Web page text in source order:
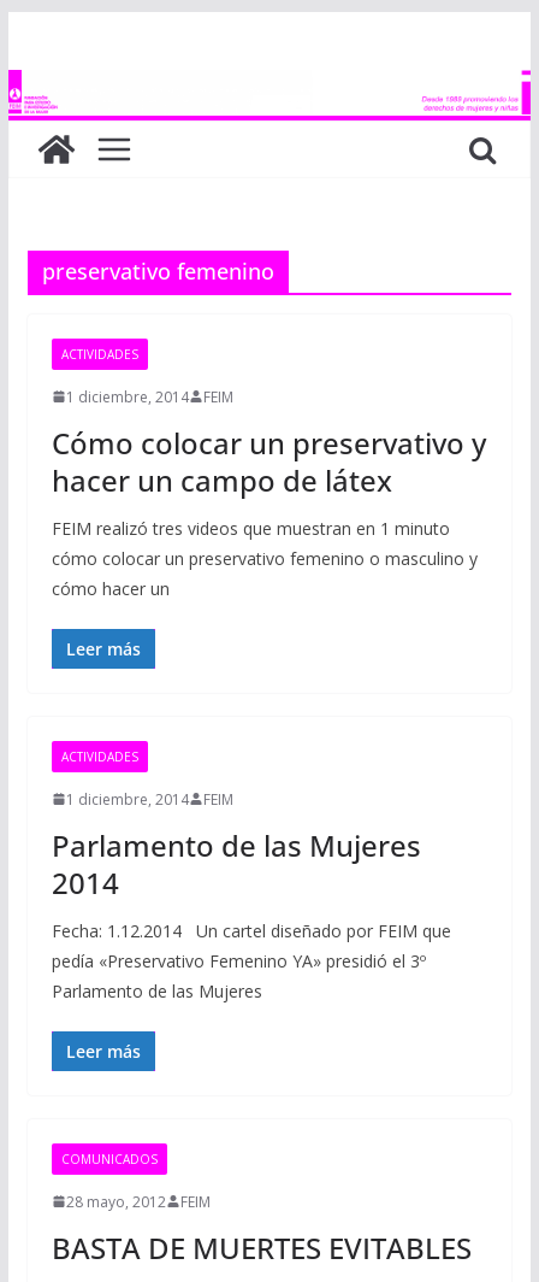
contenido
preservativo femenino
ACTIVIDADES
1 diciembre, 2014 FEIM
Cómo colocar un preservativo y
hacer un campo de látex
FEIM realizó tres videos que muestran en 1 minuto
cómo colocar un preservativo femenino o masculino y
cómo hacer un
Leer más
ACTIVIDADES
1 diciembre, 2014 FEIM
Parlamento de las Mujeres
2014
Fecha: 1.12.2014 Un cartel diseñado por FEIM que
pedía «Preservativo Femenino YA» presidió el 3º
Parlamento de las Mujeres
Leer más
COMUNICADOS
28 mayo, 2012 FEIM
BASTA DE MUERTES EVITABLES